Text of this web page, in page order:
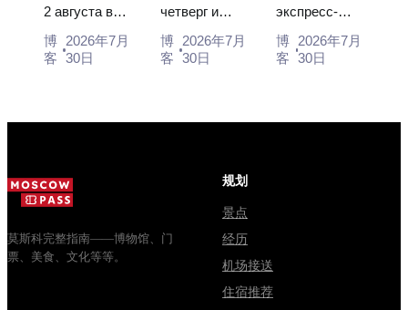
从莫斯科如
何前往
2 августа в
Музее
деревянного
через
Владими...
博
客
2026年7月
30日
主要混淆
четверг и
суббота с
10:00 до
博
客
2026年7月
30日
交车或电车
экспресс-
автобус за
450 рублей,
博
客
2026年7月
30日
莫斯科完整指南——博物馆、门
票、美食、文化等等。
规划
景点
经历
机场接送
住宿推荐